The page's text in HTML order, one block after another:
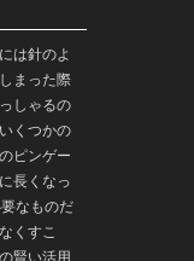
は針のよ
まった際
しゃるの
くつかの
ピンゲー
長くなっ
なものだ
くすこ
賢い活用